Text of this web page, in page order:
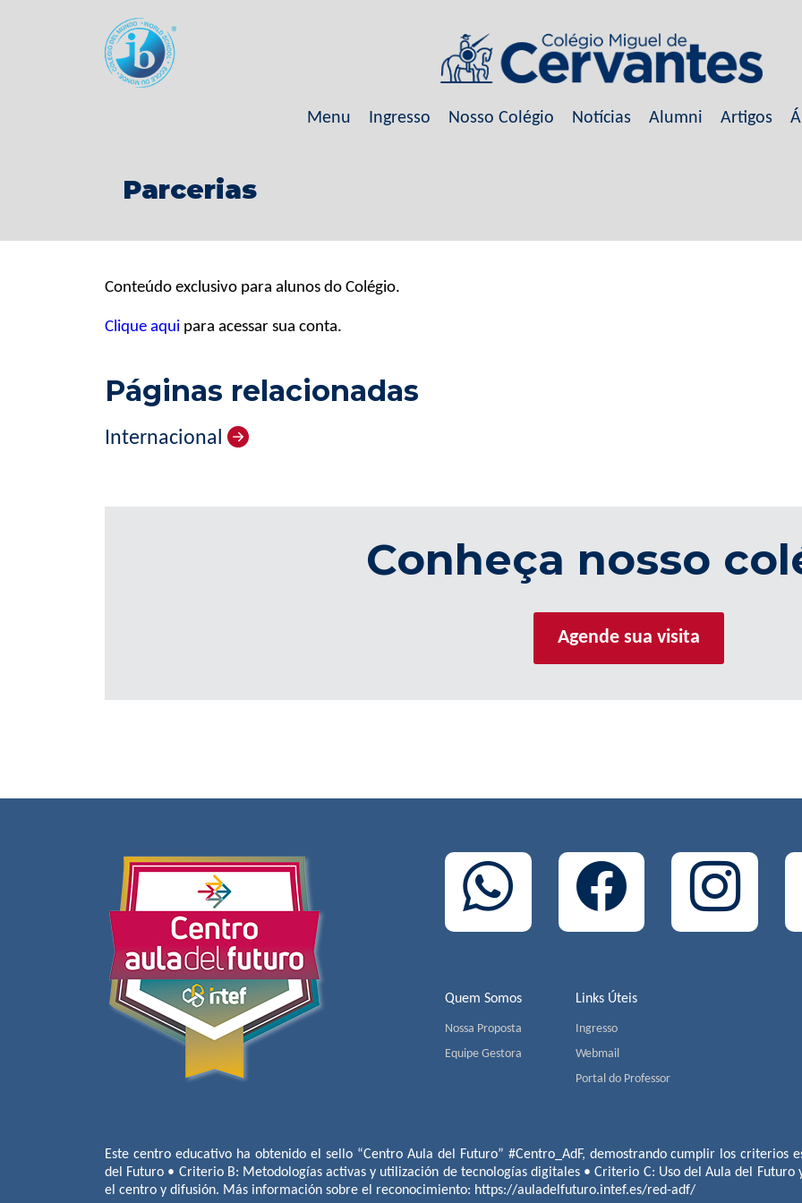
Menu Ingresso Nosso Colégio Notícias Alumni Artigos
Parcerias
Conteúdo exclusivo para alunos do Colégio.
Clique aqui para acessar sua conta.
Páginas relacionadas
Internacional
Conheça nosso
Agende sua visita
Quem Somos
Nossa Proposta
Equipe Gestora
Links Úteis
Ingresso
Webmail
Portal do Professor
Este centro educativo ha obtenido el sello “Centro Aula del Futuro” #Centro_AdF, demostrando cumplir los criterios
del Futuro • Criterio B: Metodologías activas y utilización de tecnologías digitales • Criterio C: Uso del Aula del
el centro y difusión. Más información sobre el reconocimiento: https://auladelfuturo.intef.es/red-adf/